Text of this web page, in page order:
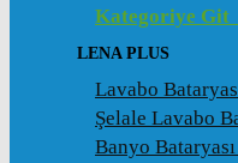
Kategoriye Git
LENA PLUS
Lavabo
Şelale Lavabo
Banyo